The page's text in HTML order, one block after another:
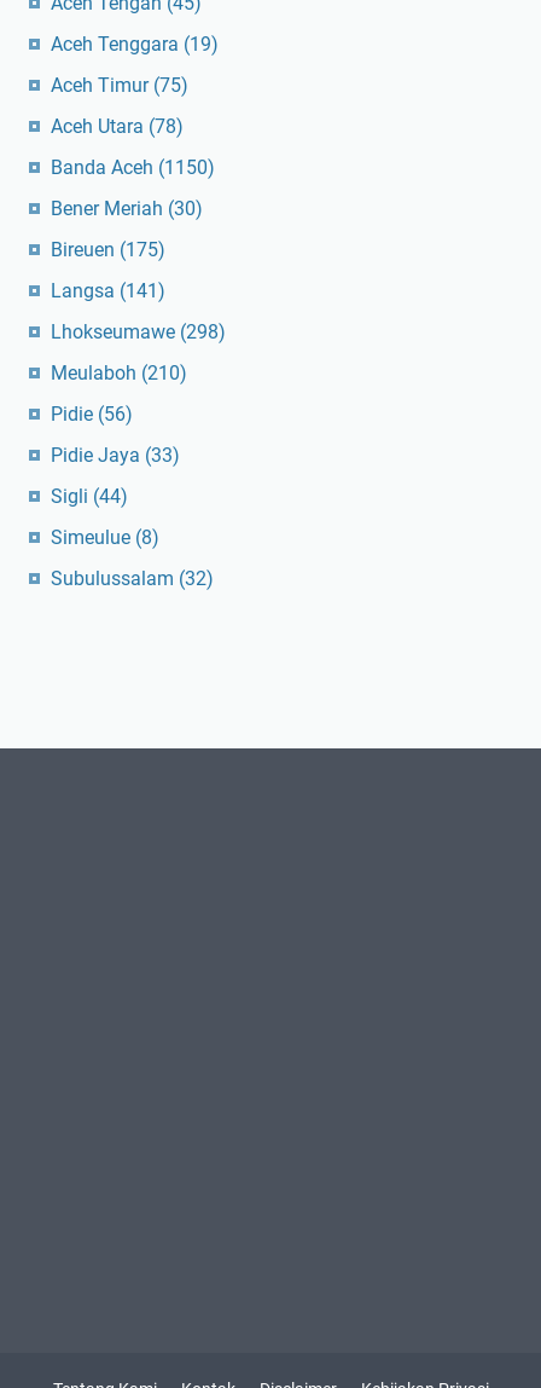
Aceh Tenggara (19)
Aceh Timur (75)
Aceh Utara (78)
Banda Aceh (1150)
Bener Meriah (30)
Bireuen (175)
Langsa (141)
Lhokseumawe (298)
Meulaboh (210)
Pidie (56)
Pidie Jaya (33)
Sigli (44)
Simeulue (8)
Subulussalam (32)